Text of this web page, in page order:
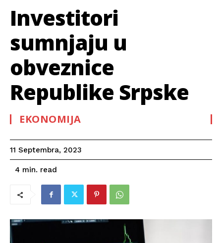
Investitori
sumnjaju u
obveznice
Republike Srpske
EKONOMIJA
11 Septembra, 2023
4 min. read